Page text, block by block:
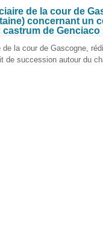
de la cour de
concernant un
de Genciaco